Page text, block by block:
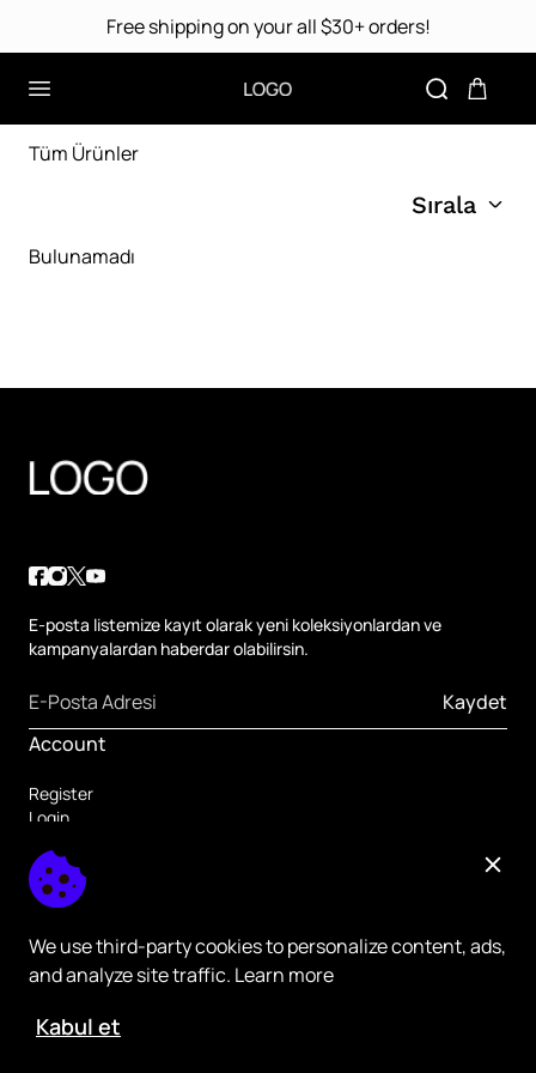
Free shipping on your all $30+ orders!
We use third-party cookies to personalize content, ads,
and analyze site traffic. Learn more
Kabul et
Tüm Ürünler
Sırala
Bulunamadı
E-posta listemize kayıt olarak yeni koleksiyonlardan ve
kampanyalardan haberdar olabilirsin.
Kaydet
Account
Register
Login
Others
Register